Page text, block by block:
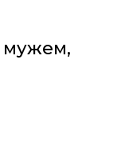
мужем,